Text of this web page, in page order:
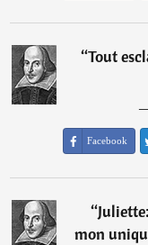
“Tout
Facebook
“
mon